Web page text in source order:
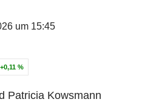
um 15:45
+0,11 %
Patricia Kowsmann